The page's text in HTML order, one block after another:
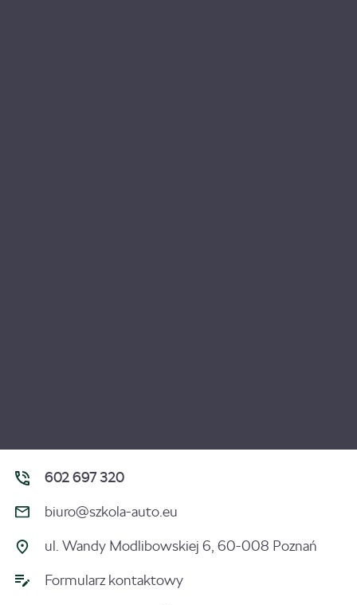
602 697 320
biuro@szkola-auto.eu
ul. Wandy Modlibowskiej 6, 60-008 Poznań
Formularz kontaktowy